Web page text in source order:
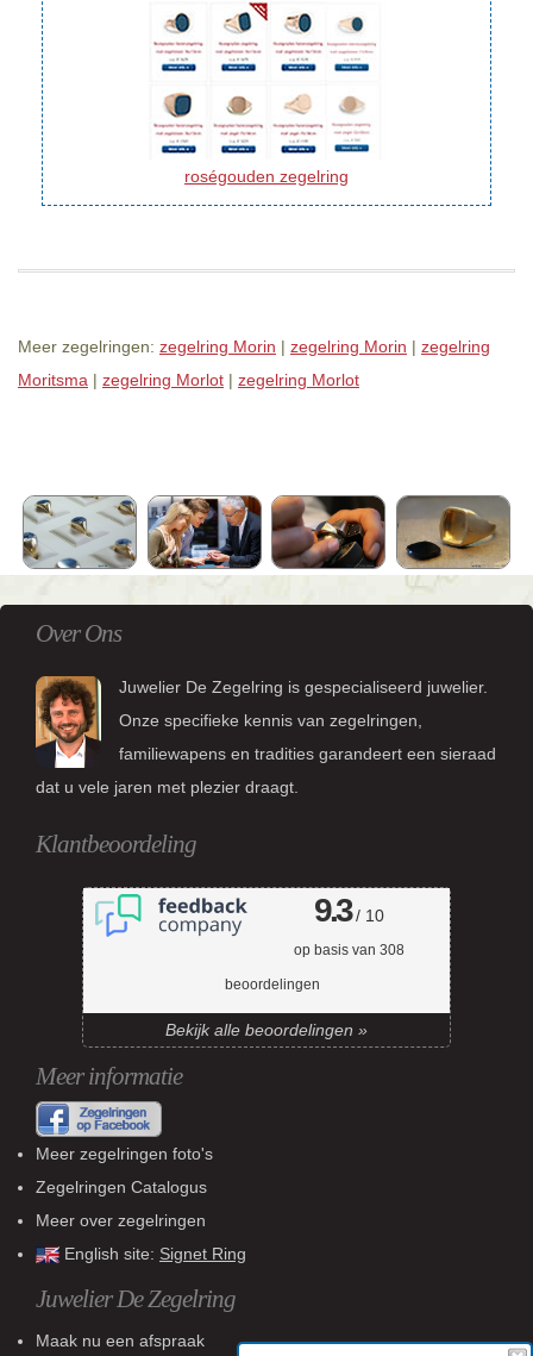
roségouden zegelring
Meer zegelringen: zegelring Morin | zegelring Morin | zegelring
Moritsma | zegelring Morlot | zegelring Morlot
Over Ons
Juwelier De Zegelring is gespecialiseerd juwelier.
Onze specifieke kennis van zegelringen,
familiewapens en tradities garandeert een sieraad
dat u vele jaren met plezier draagt.
Klantbeoordeling
9.3/ 10
op basis van 308
beoordelingen
Bekijk alle beoordelingen »
Meer informatie
Meer zegelringen foto's
Zegelringen Catalogus
Meer over zegelringen
English site: Signet Ring
Juwelier De Zegelring
Maak nu een afspraak